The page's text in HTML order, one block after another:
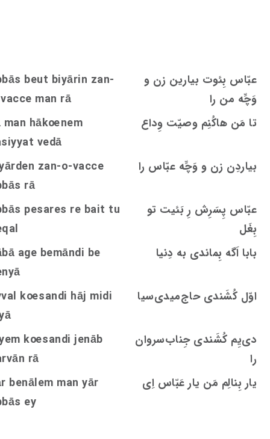
عبّاس بِئوت بیارین زن و
وَچِّه‌ من را
beut biyārin zan-
cce man rā
تا مَن هاکُنِم وصیّت وِداع
hākoenem
vedā
بیاردِن زن و وَچِّه عبّاس را
zan-o-vacce
rā
عبّاس‌ پِسَرِش رِ بَئیت تو
بِغَل
pesares re bait tu
بابا اَگه بِماندی به دِنیا
age bemāndi be
اوّل کُشَندی حاج‌میدی‌سیا
koesandi hāj midi
دی‌يِم کُشَندی جِناب‌‌سروان‌
را
koesandi jenāb
rā
یار بِنالِم مَن یار عَبّاس اِی
benālem man yār
ey